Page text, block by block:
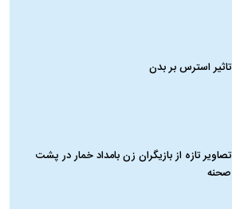
تاثیر استرس بر بدن
تصاویر تازه از بازیگران زن بامداد خمار در پشت
صحنه